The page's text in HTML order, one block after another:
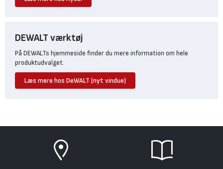
DEWALT værktøj
På DEWALTs hjemmeside finder du mere information om hele
produktudvalget.
Læs mere hos DeWALT (nyt vindue)